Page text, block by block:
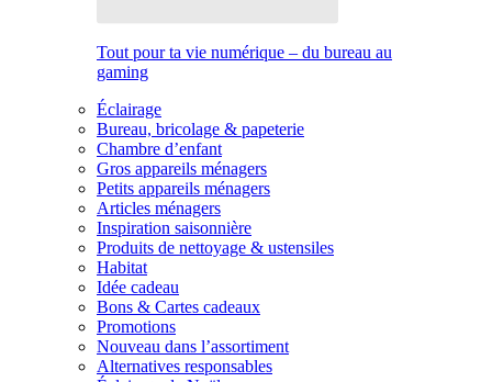
Tout pour ta vie numérique – du bureau au
gaming
Éclairage
Bureau, bricolage & papeterie
Chambre d’enfant
Gros appareils ménagers
Petits appareils ménagers
Articles ménagers
Inspiration saisonnière
Produits de nettoyage & ustensiles
Habitat
Idée cadeau
Bons & Cartes cadeaux
Promotions
Nouveau dans l’assortiment
Alternatives responsables